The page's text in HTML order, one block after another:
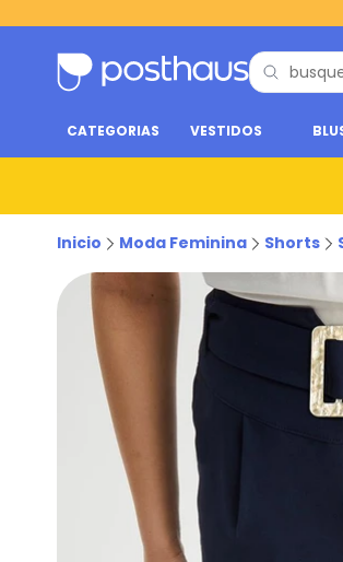
CATEGORIAS VESTIDOS
Inicio Moda Feminina Shorts